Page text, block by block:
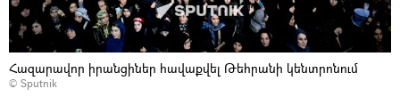
Հազարավոր իրանցիներ հավաքվել Թեհրանի կենտրոնում
© Sputnik